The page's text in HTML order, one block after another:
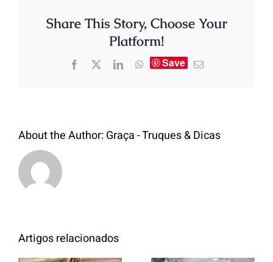
Share This Story, Choose Your
Platform!
Save
About the Author:Graça - Truques & Dicas
Artigos relacionados